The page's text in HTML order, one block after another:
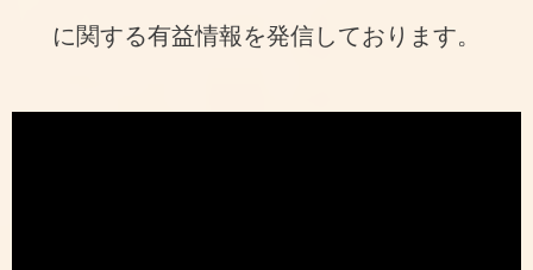
に関する有益情報を発信しております。